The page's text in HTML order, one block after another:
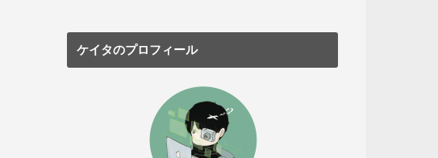
ケイタのプロフィール